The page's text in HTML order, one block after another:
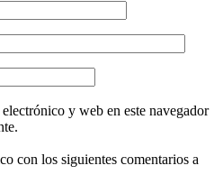
y web en este navegador
con los siguientes comentarios a